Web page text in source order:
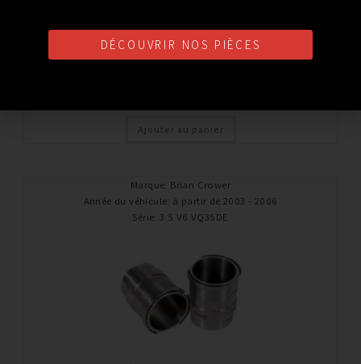
Pièces interne performance
KIT DE 6 BIELLES FORGÉ BC6229
Ajouter au panier
Marque: Brian Crower
Année du véhicule: à partir de 2003 - 2006
Série: 3.5 V6 VQ35DE
DÉCOUVRIR NOS PIÈCES